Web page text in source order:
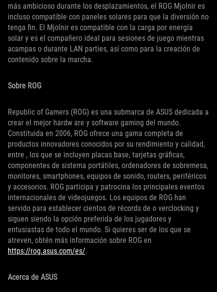
más ambicioso durante los desplazamientos, el ROG Mjolnir es
incluso compatible con paneles solares para que la diversión no
tenga fin. El Mjolnir es compatible con la carga por energía
solar y es el compañero ideal para sesiones de juego mientras
acampas o durante LAN parties, así como para la creación de
contenido sobre la marcha.
Sobre ROG
Republic of Gamers (ROG) es una submarca de ASUS dedicada a
crear el mejor hardw are y software gaming del mundo.
Constituida en 2006, ROG ofrece una gama completa de
productos innovadores conocidos por su rendimiento y calidad,
entre , los que se incluyen placas base, tarjetas gráficas,
componentes de sistema portátiles, ordenadores de sobremesa,
monitores, smartphones, equipos de sonido, routers, periféricos
y accesorios. ROG participa y patrocina los principales eventos
internacionales de videojuegos. Los equipos de ROG han
servido para establecer cientos de récords de o verclocking y
siguen siendo la opción preferida de los jugadores y
entusiastas de todo el mundo. Si quieres ser de los que se
atreven, obtén más información sobre ROG en
https://rog.asus.com/es/.
Acerca de ASUS